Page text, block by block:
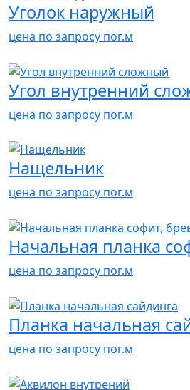
Уголок наружный
цена по запросу пог.м
Угол внутренний
цена по запросу пог.м
Нащельник
цена по запросу пог.м
Начальная планка
цена по запросу пог.м
Планка начальная
цена по запросу пог.м